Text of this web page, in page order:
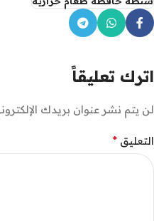
اترك تعليقاً
لن يتم نشر عنوان بريدك
التعليق *